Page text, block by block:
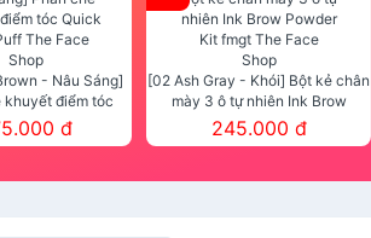
- Nâu Sáng]
khuyết điểm tóc
The Face Shop
đ
[02 Ash Gray - Khói] Bột kẻ chân
mày 3 ô tự nhiên Ink Brow
Powder Kit fmgt The Face Shop
245.000 đ